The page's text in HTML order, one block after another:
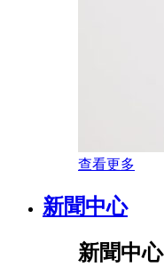
查看更多
新聞中心
新聞中心